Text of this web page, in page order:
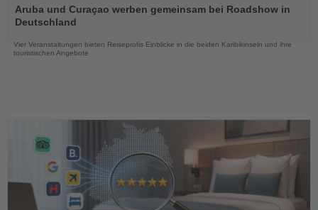
Sie
die
Aruba und Curaçao werben gemeinsam bei Roadshow in
Deutschland
Vier Veranstaltungen bieten Reiseprofis Einblicke in die beiden Karibikinseln und ihre
touristischen Angebote